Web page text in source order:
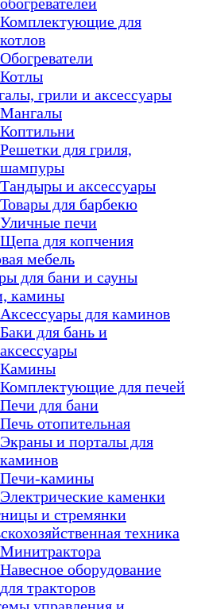
Комплектующие для
котлов
Обогреватели
Котлы
грили и аксессуары
Мангалы
Коптильни
Решетки для гриля,
шампуры
Тандыры и аксессуары
Товары для барбекю
Уличные печи
Щепа для копчения
мебель
для бани и сауны
камины
Аксессуары для каминов
Баки для бань и
аксессуары
Камины
Комплектующие для печей
Печи для бани
Печь отопительная
Экраны и порталы для
каминов
Печи-камины
Электрические каменки
и стремянки
техника
Минитрактора
Навесное оборудование
для тракторов